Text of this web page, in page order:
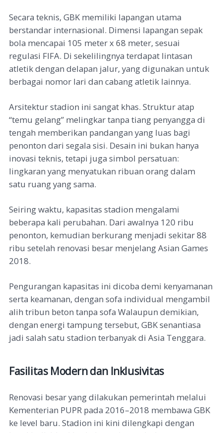
Secara teknis, GBK memiliki lapangan utama
berstandar internasional. Dimensi lapangan sepak
bola mencapai 105 meter x 68 meter, sesuai
regulasi FIFA. Di sekelilingnya terdapat lintasan
atletik dengan delapan jalur, yang digunakan untuk
berbagai nomor lari dan cabang atletik lainnya.
Arsitektur stadion ini sangat khas. Struktur atap
“temu gelang” melingkar tanpa tiang penyangga di
tengah memberikan pandangan yang luas bagi
penonton dari segala sisi. Desain ini bukan hanya
inovasi teknis, tetapi juga simbol persatuan:
lingkaran yang menyatukan ribuan orang dalam
satu ruang yang sama.
Seiring waktu, kapasitas stadion mengalami
beberapa kali perubahan. Dari awalnya 120 ribu
penonton, kemudian berkurang menjadi sekitar 88
ribu setelah renovasi besar menjelang Asian Games
2018.
Pengurangan kapasitas ini dicoba demi kenyamanan
serta keamanan, dengan sofa individual mengambil
alih tribun beton tanpa sofa Walaupun demikian,
dengan energi tampung tersebut, GBK senantiasa
jadi salah satu stadion terbanyak di Asia Tenggara.
Fasilitas Modern dan Inklusivitas
Renovasi besar yang dilakukan pemerintah melalui
Kementerian PUPR pada 2016–2018 membawa GBK
ke level baru. Stadion ini kini dilengkapi dengan